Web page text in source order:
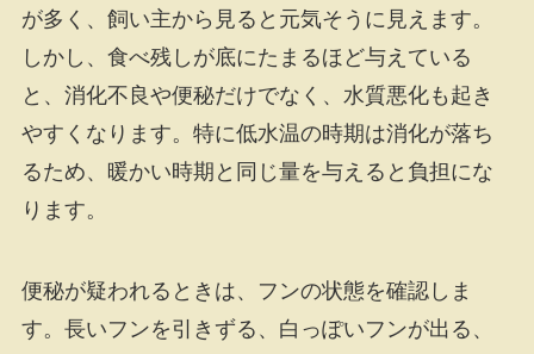
が多く、飼い主から見ると元気そうに見えます。
しかし、食べ残しが底にたまるほど与えている
と、消化不良や便秘だけでなく、水質悪化も起き
やすくなります。特に低水温の時期は消化が落ち
るため、暖かい時期と同じ量を与えると負担にな
ります。
便秘が疑われるときは、フンの状態を確認しま
す。長いフンを引きずる、白っぽいフンが出る、